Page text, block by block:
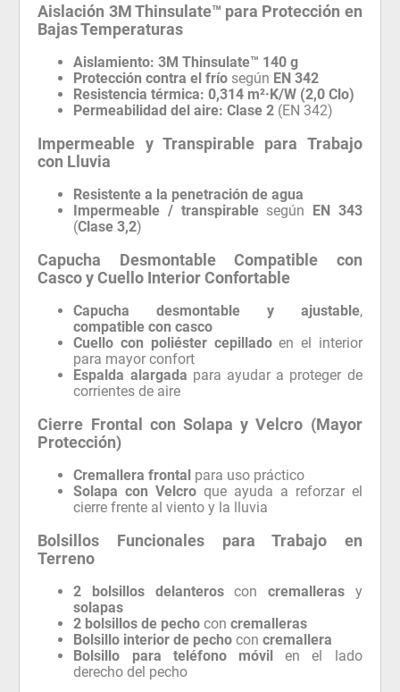
Aislación 3M Thinsulate™ para Protección en
Bajas Temperaturas
Aislamiento: 3M Thinsulate™ 140 g
Protección contra el frío según EN 342
Resistencia térmica: 0,314 m²·K/W (2,0 Clo)
Permeabilidad del aire: Clase 2 (EN 342)
Impermeable y Transpirable para Trabajo
con Lluvia
Resistente a la penetración de agua
Impermeable / transpirablesegún EN 343
(Clase 3,2)
Capucha Desmontable Compatible con
Casco y Cuello Interior Confortable
Capucha desmontable y ajustable,
compatible con casco
Cuello con poliéster cepilladoen el interior
para mayor confort
Espalda alargada para ayudar a proteger de
corrientes de aire
Cierre Frontal con Solapa y Velcro (Mayor
Protección)
Cremallera frontal para uso práctico
Solapa con Velcro que ayuda a reforzar el
cierre frente al viento y la lluvia
Bolsillos Funcionales para Trabajo en
Terreno
2 bolsillos delanteroscon cremallerasy
solapas
2 bolsillos de pecho concremalleras
Bolsillo interior de pecho concremallera
Bolsillo para teléfono móvil en el lado
derecho del pecho